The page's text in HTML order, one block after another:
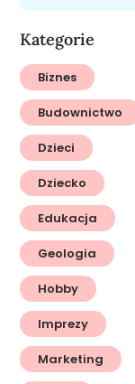
Kategorie
Biznes
Budownictwo
Dzieci
Dziecko
Edukacja
Geologia
Hobby
Imprezy
Marketing